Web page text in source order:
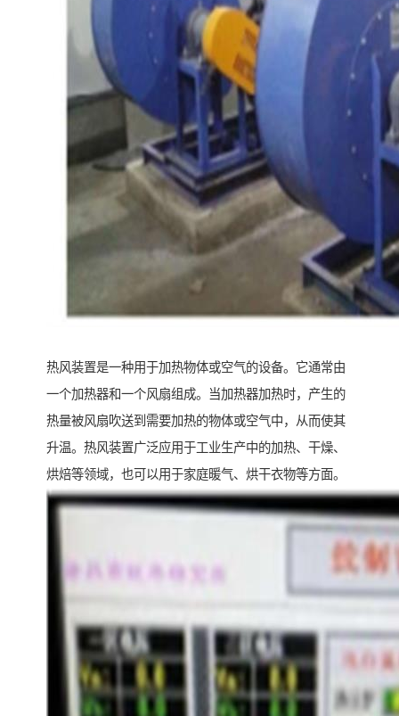
热风装置是一种用于加热物体或空气的设备。它通常由
一个加热器和一个风扇组成。当加热器加热时，产生的
热量被风扇吹送到需要加热的物体或空气中，从而使其
升温。热风装置广泛应用于工业生产中的加热、干燥、
烘焙等领域，也可以用于家庭暖气、烘干衣物等方面。